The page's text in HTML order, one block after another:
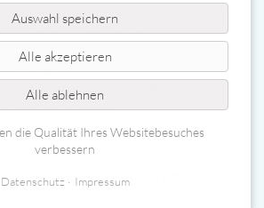
der Auftraggeberin vorher
ist es, wenn der Ort
verfügt,
Wandfläche oder Stellfläche zur
Flipcharts & Co,
für alle Konfliktpartner:innen
Rahmen und ungestörtes
Auswahl speichern
Alle akzeptieren
Alle ablehnen
die Qualität Ihres Websitebesuches
verbessern
Datenschutz Impressum